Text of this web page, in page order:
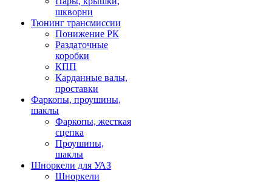
шкворни
Тюнинг трансмиссии
Понижение РК
Раздаточные
коробки
КПП
Карданные валы,
проставки
Фаркопы, проушины,
шаклы
Фаркопы, жесткая
сцепка
Проушины,
шаклы
Шноркели для УАЗ
Шноркели